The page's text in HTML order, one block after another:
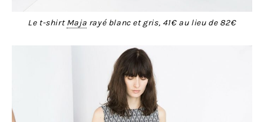
Le t-shirtMaja rayé blanc et gris, 41€ au lieu de 82€